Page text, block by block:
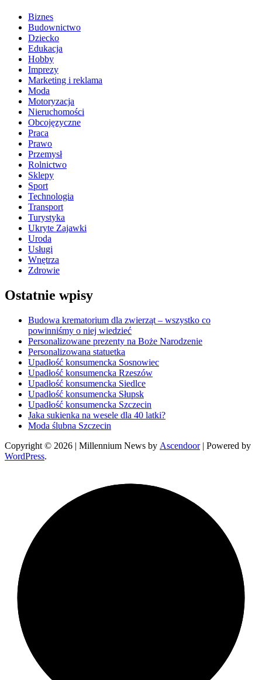
Biznes
Budownictwo
Dziecko
Edukacja
Hobby
Imprezy
Marketing i reklama
Moda
Motoryzacja
Nieruchomości
Obcojęzyczne
Praca
Prawo
Przemysł
Rolnictwo
Sklepy
Sport
Technologia
Transport
Turystyka
Ukryte Zajawki
Uroda
Usługi
Wnętrza
Zdrowie
Ostatnie wpisy
Budowa krematorium dla zwierząt – wszystko co
powinniśmy o niej wiedzieć
Personalizowane prezenty na Boże Narodzenie
Personalizowana statuetka
Upadłość konsumencka Sosnowiec
Upadłość konsumencka Rzeszów
Upadłość konsumencka Siedlce
Upadłość konsumencka Słupsk
Upadłość konsumencka Szczecin
Jaka sukienka na wesele dla 40 latki?
Moda ślubna Szczecin
Copyright © 2026 | Millennium News by Ascendoor| Powered by
WordPress.